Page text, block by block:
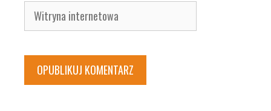
Witryna
internetowa